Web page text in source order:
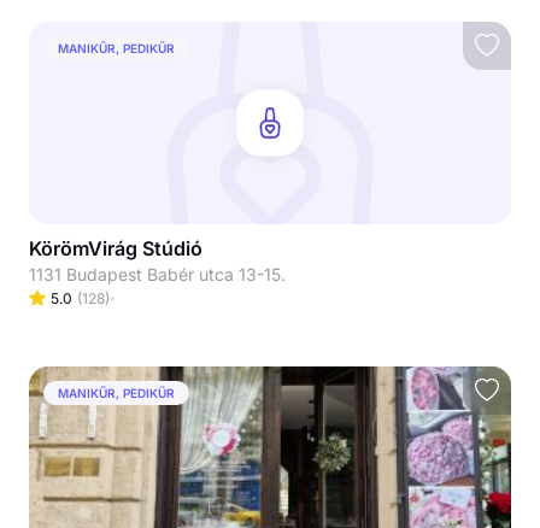
MANIKŰR, PEDIKŰR
KörömVirág Stúdió
1131 Budapest Babér utca 13-15.
5.0 (128)
MANIKŰR, PEDIKŰR